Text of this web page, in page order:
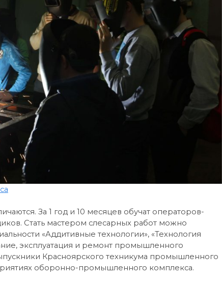
За 1 год и 10 месяцев обучат операторов-
Стать мастером слесарных работ можно
«Аддитивные технологии», «Технология
эксплуатация и ремонт промышленного
Красноярского техникума промышленного
оборонно-промышленного комплекса.